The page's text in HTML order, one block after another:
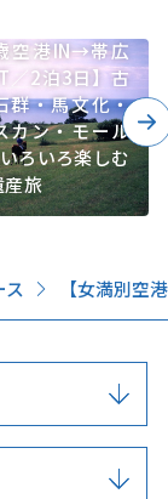
【女満別空
空港IN→帯広
／2泊3日】古
群・馬文化・
カン・モール
ろいろ楽しむ
産旅